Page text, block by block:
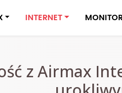
INTERNET
z Airmax